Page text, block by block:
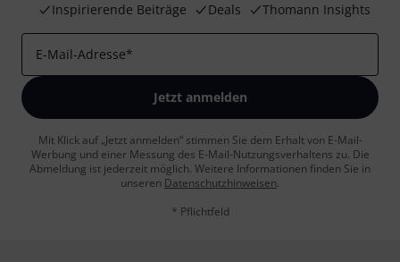
Inspirierende Beiträge
Deals Thomann Insights
E-Mail-Adresse*
Jetzt anmelden
Mit Klick auf „Jetzt anmelden“ stimmen Sie dem Erhalt von E-Mail-
Werbung und einer Messung des E-Mail-Nutzungsverhaltens zu. Die
Abmeldung ist jederzeit möglich. Weitere Informationen finden Sie in
unseren Datenschutzhinweisen.
* Pflichtfeld